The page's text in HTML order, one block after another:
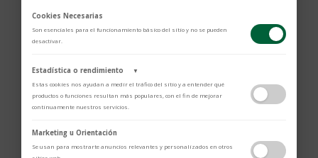
Pulsera oro amarillo con diamantes
$12.293
Cookies Necesarias
Son esenciales para el funcionamiento básico del sitio y no se pueden
desactivar.
Estadística o rendimiento
▼
Estas cookies nos ayudan a medir el tráfico del sitio y a entender qué
productos o funciones resultan más populares, con el fin de mejorar
continuamente nuestros servicios.
Adobe Analytics
Utilizamos Adobe Analytics para recopilar datos de uso anónimos, lo que
nos permite analizar el rendimiento de nuestro contenido y las
Marketing u Orientación
Se usan para mostrarte anuncios relevantes y personalizados en otros